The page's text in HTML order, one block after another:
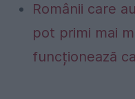
Românii care
pot primi mai
funcționează